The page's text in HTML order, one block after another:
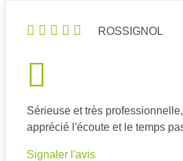
ROSSIGNOL
Sérieuse et très
apprécié l'écoute et le temps
Signaler l'avis